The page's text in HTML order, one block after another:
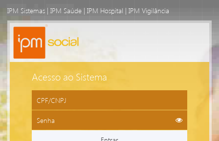
IPM Sistemas | IPM Saúde | IPM Hospital | IPM Vigilância
Acesso ao Sistema